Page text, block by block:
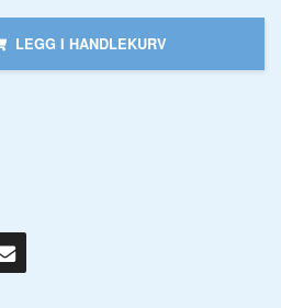
LEGG I HANDLEKURV